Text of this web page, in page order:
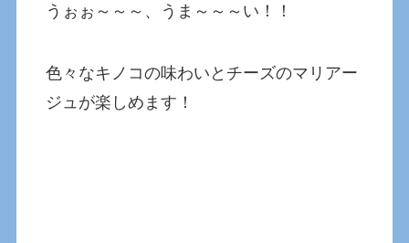
うぉぉ～～～、うま～～～い！！
色々なキノコの味わいとチーズのマリアー
ジュが楽しめます！